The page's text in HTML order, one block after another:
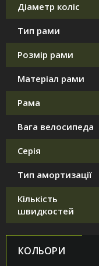
Діаметр коліс
Тип рами
Розмір рами
Матеріал рами
Рама
Вага велосипеда
Серія
Тип амортизації
Кількість
швидкостей
КОЛЬОРИ